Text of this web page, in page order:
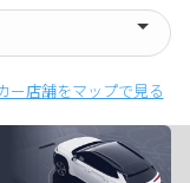
ー店舗をマップで見る